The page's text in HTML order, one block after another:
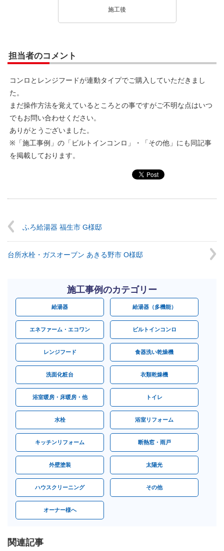
施工後
担当者のコメント
コンロとレンジフードが連動タイプでご購入していただきまし
た。
まだ操作方法を覚えているところとの事ですがご不明な点はいつ
でもお問い合わせください。
ありがとうございました。
※「施工事例」の「ビルトインコンロ」・「その他」にも同記事
を掲載しております。
ふろ給湯器 福生市 G様邸
台所水栓・ガスオーブン あきる野市 O様邸
施工事例のカテゴリー
給湯器 給湯器（多機能）
エネファーム・エコワン ビルトインコンロ
レンジフード 食器洗い乾燥機
洗面化粧台 衣類乾燥機
浴室暖房・床暖房・他 トイレ
水栓 浴室リフォーム
キッチンリフォーム 断熱窓・雨戸
外壁塗装 太陽光
ハウスクリーニング その他
オーナー様へ
関連記事